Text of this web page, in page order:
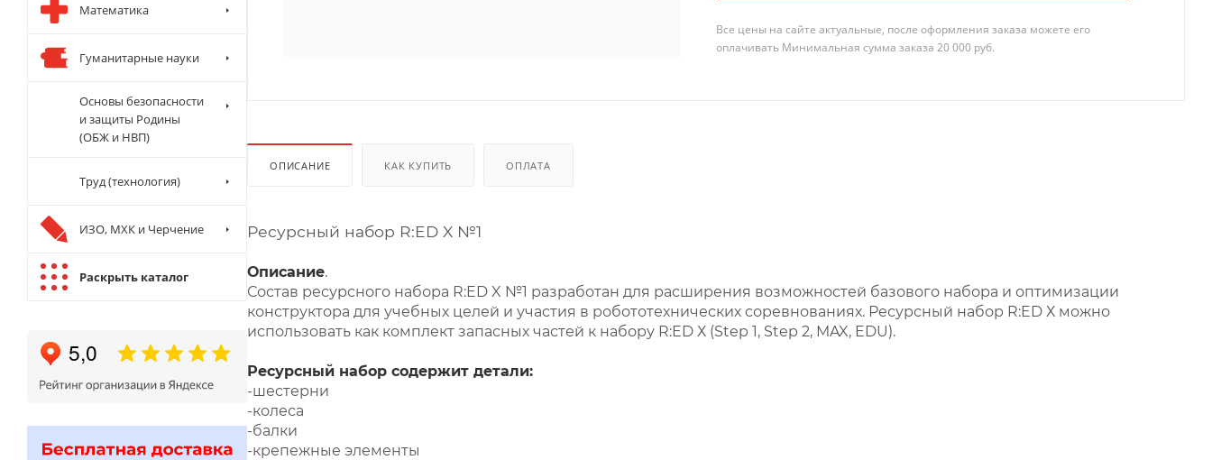
Все цены на сайте актуальные, после оформления заказа можете его
оплачивать Минимальная сумма заказа 20 000 руб.
ОПИСАНИЕ КАК КУПИТЬ ОПЛАТА
Ресурсный набор R:ED X №1
Описание.
Состав ресурсного набора R:ED X №1 разработан для расширения возможностей базового набора и оптимизации
конструктора для учебных целей и участия в робототехнических соревнованиях. Ресурсный набор R:ED Х можно
использовать как комплект запасных частей к набору R:ED Х (Step 1, Step 2, MAX, EDU).
Ресурсный набор содержит детали:
-шестерни
-колеса
-балки
-крепежные элементы
Математика
Гуманитарные науки
Основы безопасности
и защиты Родины
(ОБЖ и НВП)
Труд (технология)
ИЗО, МХК и Черчение
Раскрыть каталог